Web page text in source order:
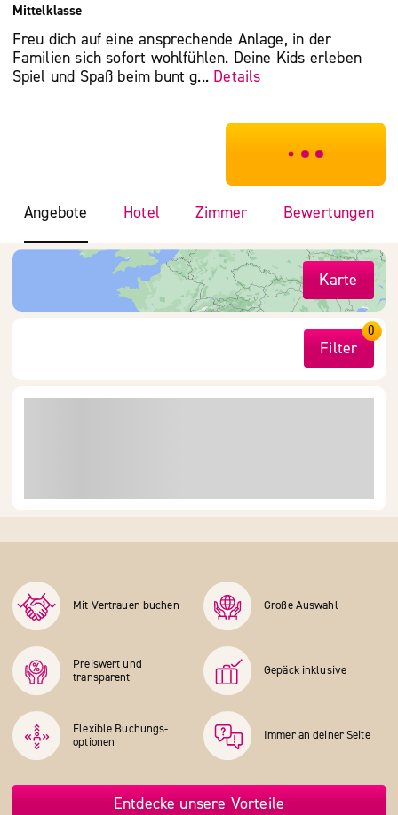
Mittelklasse
Freu dich auf eine ansprechende Anlage, in der
Familien sich sofort wohlfühlen. Deine Kids erleben
Spiel und Spaß beim bunt g... Details
***************
Angebote Hotel Zimmer Bewertungen
Karte
Filter
0
Mit Vertrauen buchen Große Auswahl
Preiswert und
transparent
Gepäck inklusive
Flexible Buchungs­
optionen
Immer an deiner Seite
Entdecke unsere Vorteile